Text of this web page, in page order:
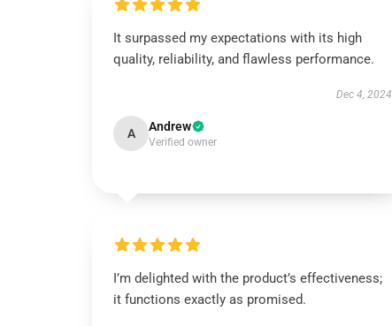
It surpassed my expectations with its high
quality, reliability, and flawless performance.
Dec 4, 2024
A Andrew
Verified owner
I’m delighted with the product’s effectiveness;
it functions exactly as promised.